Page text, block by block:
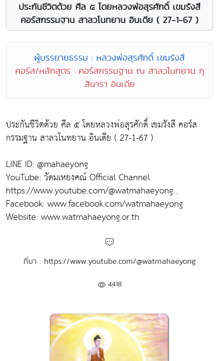
ประกันชีวิตด้วย ศีล ๕ โดยหลวงพ่อสุรศักดิ์ เขมรังสี
คอร์สกรรมฐาน สาลวโนทยาน อินเดีย ( 27-1-67 )
ผู้บรรยายธรรม : หลวงพ่อสุรศักดิ์ เขมรังสี
คอร์ส/หลักสูตร : คอร์สกรรมฐาน ณ สาลวโนทยาน กุ
สินารา อินเดีย
ประกันชีวิตด้วย ศีล ๕ โดยหลวงพ่อสุรศักดิ์ เขมรังสี คอร์ส
กรรมฐาน สาลวโนทยาน อินเดีย ( 27-1-67 )
LINE ID: @mahaeyong
YouTube: วัดมเหยงคณ์ Official Channel
https://www.youtube.com/@watmahaeyong...
Facebook: www.facebook.com/watmahaeyong
Website: www.watmahaeyong.or.th
ที่มา : https://www.youtube.com/@watmahaeyong
4,418